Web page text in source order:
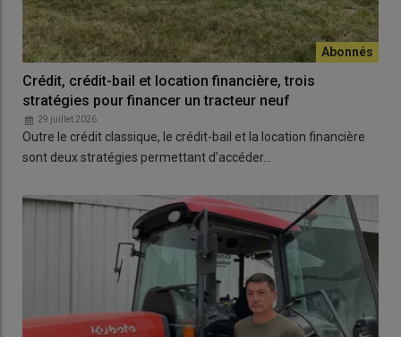
Crédit, crédit-bail et location financière, trois
stratégies pour financer un tracteur neuf
29 juillet 2026
Outre le crédit classique, le crédit-bail et la location financière
sont deux stratégies permettant d’accéder…